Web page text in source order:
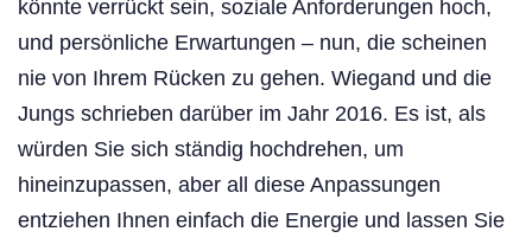
könnte verrückt sein, soziale Anforderungen hoch,
und persönliche Erwartungen – nun, die scheinen
nie von Ihrem Rücken zu gehen. Wiegand und die
Jungs schrieben darüber im Jahr 2016. Es ist, als
würden Sie sich ständig hochdrehen, um
hineinzupassen, aber all diese Anpassungen
entziehen Ihnen einfach die Energie und lassen Sie